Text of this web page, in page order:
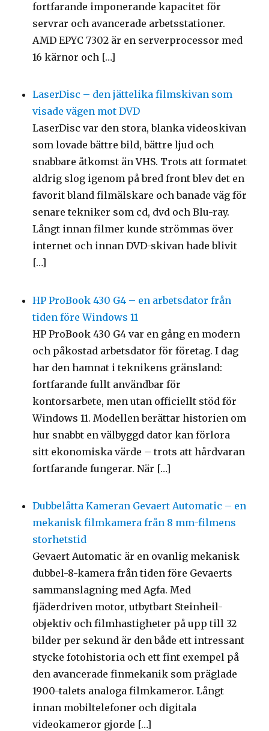
fortfarande imponerande kapacitet för
servrar och avancerade arbetsstationer.
AMD EPYC 7302 är en serverprocessor med
16 kärnor och […]
LaserDisc – den jättelika filmskivan som
visade vägen mot DVD
LaserDisc var den stora, blanka videoskivan
som lovade bättre bild, bättre ljud och
snabbare åtkomst än VHS. Trots att formatet
aldrig slog igenom på bred front blev det en
favorit bland filmälskare och banade väg för
senare tekniker som cd, dvd och Blu-ray.
Långt innan filmer kunde strömmas över
internet och innan DVD-skivan hade blivit
[…]
HP ProBook 430 G4 – en arbetsdator från
tiden före Windows 11
HP ProBook 430 G4 var en gång en modern
och påkostad arbetsdator för företag. I dag
har den hamnat i teknikens gränsland:
fortfarande fullt användbar för
kontorsarbete, men utan officiellt stöd för
Windows 11. Modellen berättar historien om
hur snabbt en välbyggd dator kan förlora
sitt ekonomiska värde – trots att hårdvaran
fortfarande fungerar. När […]
Dubbelåtta Kameran Gevaert Automatic – en
mekanisk filmkamera från 8 mm-filmens
storhetstid
Gevaert Automatic är en ovanlig mekanisk
dubbel-8-kamera från tiden före Gevaerts
sammanslagning med Agfa. Med
fjäderdriven motor, utbytbart Steinheil-
objektiv och filmhastigheter på upp till 32
bilder per sekund är den både ett intressant
stycke fotohistoria och ett fint exempel på
den avancerade finmekanik som präglade
1900-talets analoga filmkameror. Långt
innan mobiltelefoner och digitala
videokameror gjorde […]